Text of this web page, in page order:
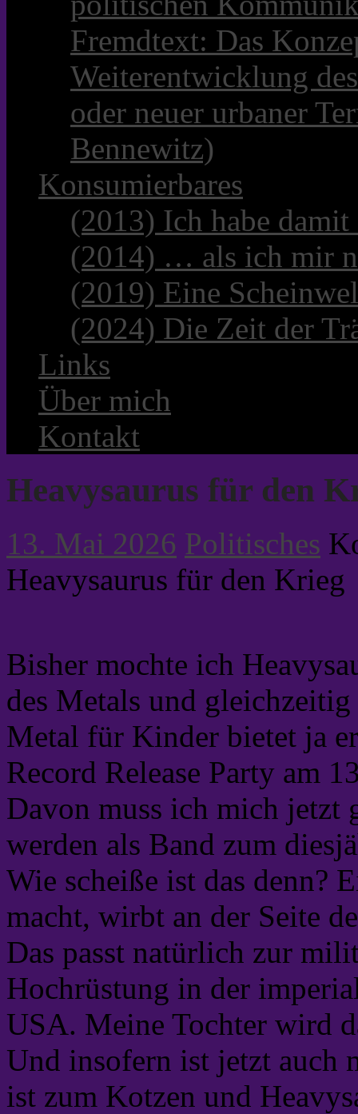
Fremdtext: Das
Weiterentwicklung
oder neuer urbaner
Bennewitz)
Konsumierbares
(2013) Ich habe
(2014) … als ich mir
(2019) Eine
(2024) Die Zeit der
Links
Über mich
Kontakt
Heavysaurus für den
13. Mai 2026 Politisches
Heavysaurus für den Krieg
Bisher mochte ich
des Metals und
Metal für Kinder bietet ja
Record Release Party am
Davon muss ich mich jetzt
werden als Band zum
Wie scheiße ist das denn?
macht, wirbt an der Seite
Das passt natürlich zur
Hochrüstung in der
USA. Meine Tochter wird
Und insofern ist jetzt auch
ist zum Kotzen und